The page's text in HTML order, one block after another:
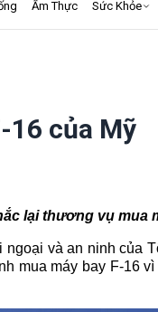
Ẩm Thực Sức Khỏe
16 của Mỹ
lại thương vụ mua
và an ninh của
mua máy bay F-16